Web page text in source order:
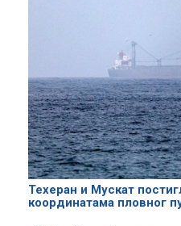
Техеран и Мускат
координатама пловног